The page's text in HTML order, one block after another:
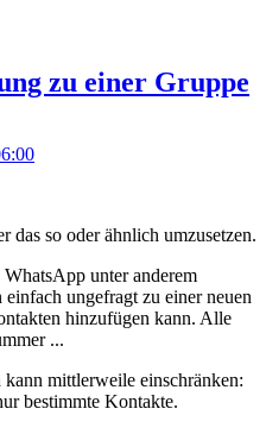
zu einer Gruppe
das so oder ähnlich umzusetzen.
unter anderem
ungefragt zu einer neuen
hinzufügen kann. Alle
...
mittlerweile einschränken:
bestimmte Kontakte.